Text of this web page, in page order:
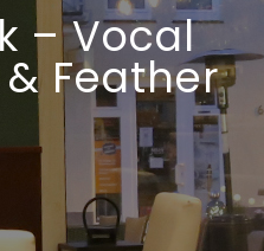
– Vocal
Feather